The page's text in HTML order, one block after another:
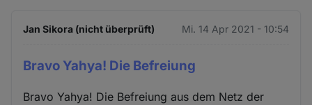
Jan Sikora (nicht überprüft) Mi. 14 Apr 2021 - 10:54
Bravo Yahya! Die Befreiung
Bravo Yahya! Die Befreiung aus dem Netz der